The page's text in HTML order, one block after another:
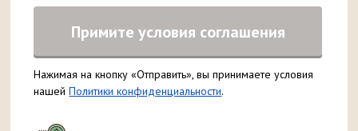
Примите условия соглашения
Нажимая на кнопку «Отправить», вы принимаете условия
нашейПолитики конфиденциальности.